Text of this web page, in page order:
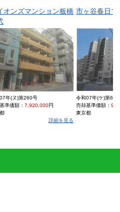
オンズマンション板橋
年(ヌ)第260号
準価額： 7,920,000円
詳細を見る
市ヶ谷春日マ
令和07年(ケ)第688
売却基準価額：
東京都